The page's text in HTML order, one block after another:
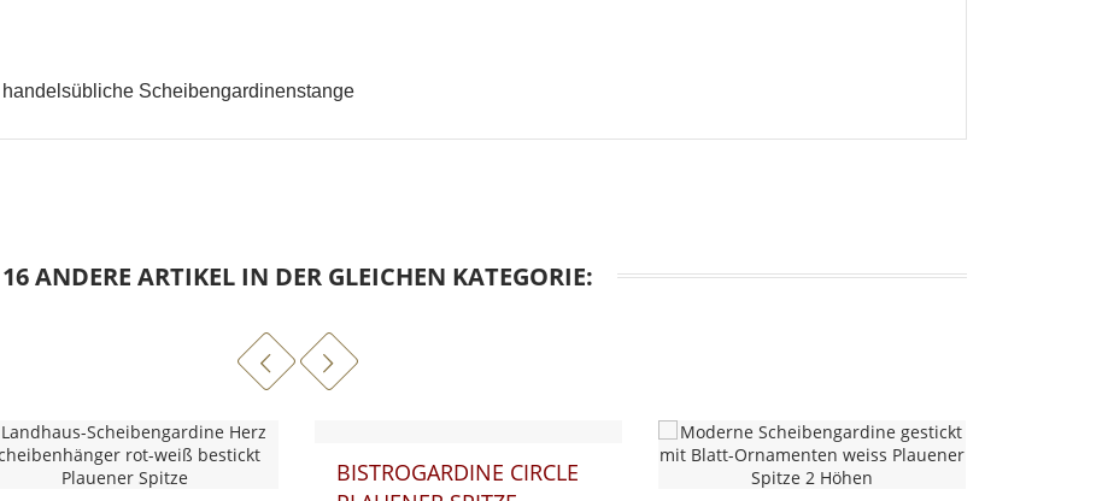
Scheibengardinenstange
16 ANDERE ARTIKEL IN DER GLEICHEN KATEGORIE:
BISTROGARDINE CIRCLE